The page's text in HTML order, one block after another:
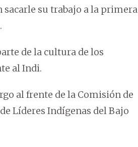
sacarle su trabajo a la primera
de la cultura de los
al Indi.
al frente de la Comisión de
Líderes Indígenas del Bajo